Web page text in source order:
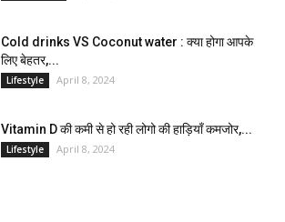
Cold drinks VS Coconut water : क्या होगा आपके
लिए बेहतर,...
Lifestyle April 8, 2024
Vitamin D की कमी से हो रही लोगो की हाड़ियाँ कमजोर,...
Lifestyle April 8, 2024